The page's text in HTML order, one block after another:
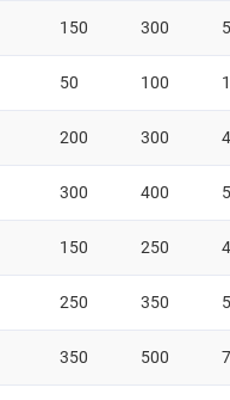
150 300
50 100
200 300
300 400
150 250
250 350
350 500